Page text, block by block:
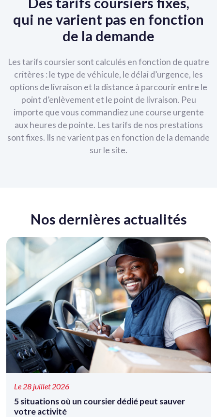
qui ne varient pas en fonction
de la demande
Les tarifs coursier sont calculés en fonction de quatre
critères : le type de véhicule, le délai d’urgence, les
options de livraison et la distance à parcourir entre le
point d’enlèvement et le point de livraison. Peu
importe que vous commandiez une course urgente
aux heures de pointe. Les tarifs de nos prestations
sont fixes. Ils ne varient pas en fonction de la demande
sur le site.
Nos dernières actualités
Le 28 juillet 2026
5 situations où un coursier dédié peut sauver
votre activité